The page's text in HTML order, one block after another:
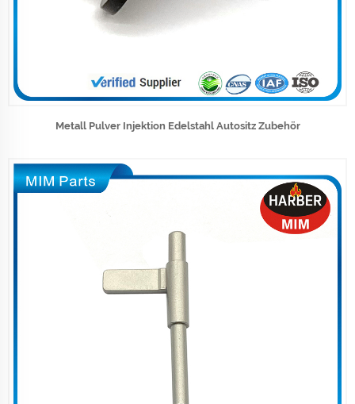
Metall Pulver Injektion Edelstahl Autositz Zubehör